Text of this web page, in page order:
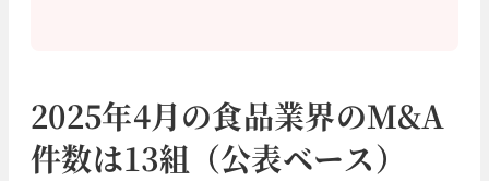
2025年4月の食品業界のM&A
件数は13組（公表ベース）